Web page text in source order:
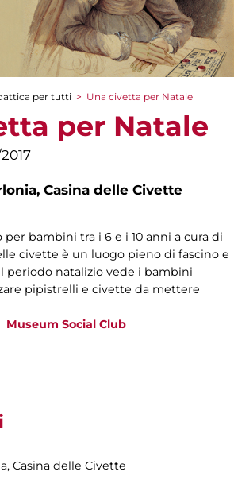
per tutti > Una civetta per Natale
per Natale
Casina delle Civette
bambini tra i 6 e i 10 anni a cura di
civette è un luogo pieno di fascino e
periodo natalizio vede i bambini
pipistrelli e civette da mettere
Museum Social Club
, Casina delle Civette